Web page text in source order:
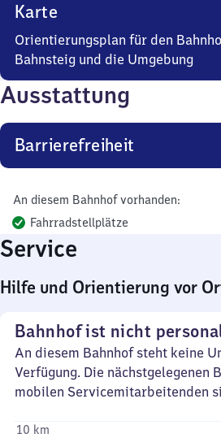
Karte
Orientierungsplan für den
Bahnsteig und die Umgebung
Ausstattung
Barrierefreiheit
An diesem Bahnhof vorhanden:
Fahrradstellplätze
Service
Hilfe und Orientierung vor
Bahnhof ist nicht
An diesem Bahnhof steht keine
Verfügung. Die nächstgelegenen
mobilen Servicemitarbeitenden
10 km